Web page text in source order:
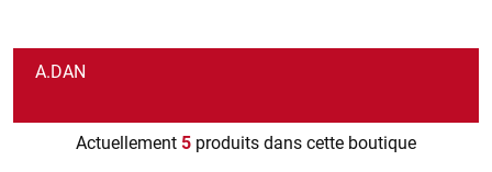
A.DAN
Actuellement 5 produits dans cette boutique